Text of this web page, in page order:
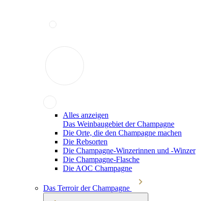
Alles anzeigen
Das Weinbaugebiet der Champagne
Die Orte, die den Champagne machen
Die Rebsorten
Die Champagne-Winzerinnen und -Winzer
Die Champagne-Flasche
Die AOC Champagne
Das Terroir der Champagne